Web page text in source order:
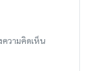
ความคิดเห็น